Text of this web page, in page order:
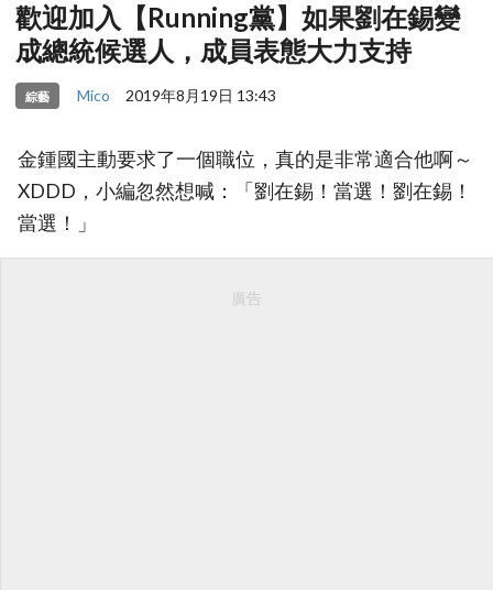
歡迎加入【Running黨】如果劉在錫變
成總統候選人，成員表態大力支持
綜藝 Mico 2019年8月19日 13:43
金鍾國主動要求了一個職位，真的是非常適合他啊～
XDDD，小編忽然想喊：「劉在錫！當選！劉在錫！
當選！」
廣告